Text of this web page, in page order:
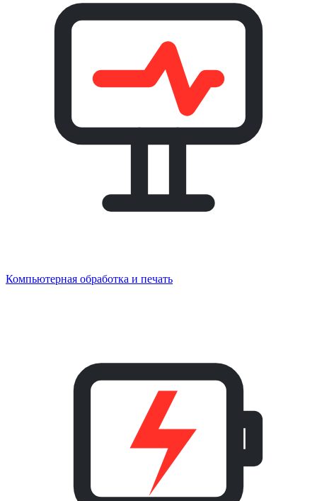
Компьютерная обработка и печать